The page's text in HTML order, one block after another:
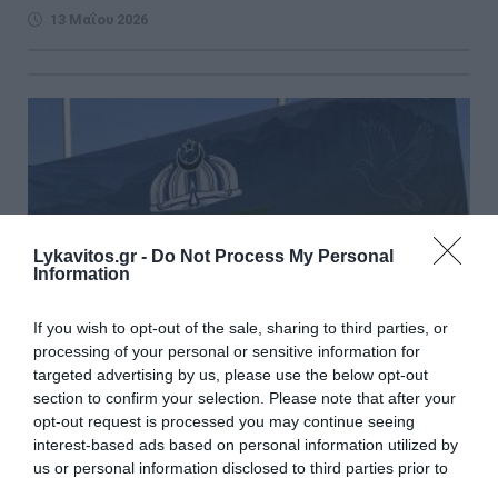
Lykavitos.gr - Do Not Process My Personal
Information
If you wish to opt-out of the sale, sharing to third parties, or
processing of your personal or sensitive information for
targeted advertising by us, please use the below opt-out
section to confirm your selection. Please note that after your
opt-out request is processed you may continue seeing
interest-based ads based on personal information utilized by
us or personal information disclosed to third parties prior to
13 Μαΐου 2026
Πακιστάν: «Συνεχίζονται οι ειρηνευτικές
προσπάθειες με ΗΠΑ και Ιράν»